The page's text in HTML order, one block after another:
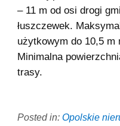
– 11 m od osi drogi
łuszczewek.
użytkowym do 10,5 m
Minimalna
trasy.
Posted in: Opolskie